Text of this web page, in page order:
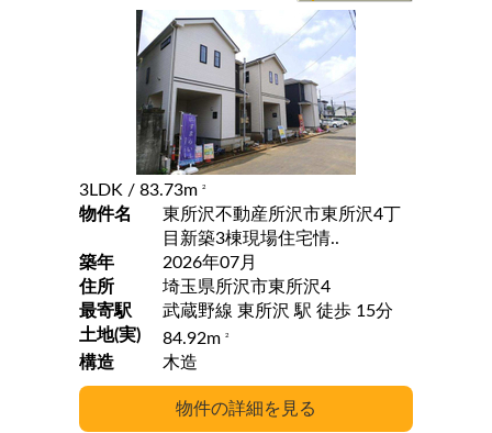
3LDK / 83.73m 2
物件名
東所沢不動産所沢市東所沢4丁
目新築3棟現場住宅情..
築年
2026年07月
住所
埼玉県所沢市東所沢4
最寄駅
武蔵野線 東所沢 駅 徒歩 15分
土地(実)
84.92m 2
構造 木造